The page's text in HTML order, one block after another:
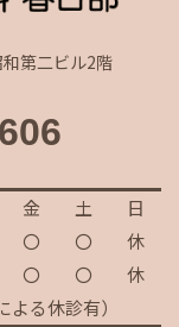
第二ビル2階
金 土
日
〇 〇
休
〇 〇
休
る休診有）